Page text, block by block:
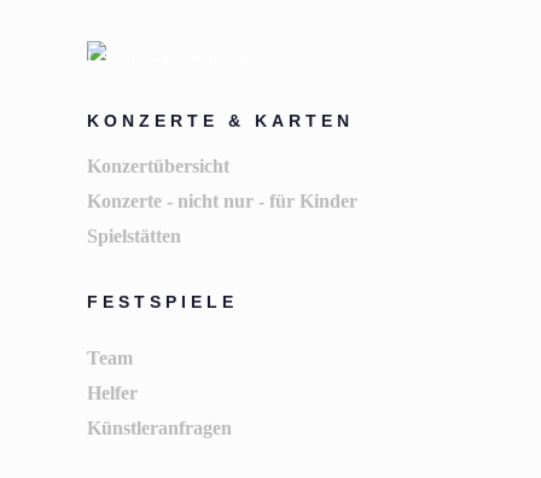
KONZERTE & KARTEN
Konzertübersicht
Konzerte - nicht nur - für Kinder
Spielstätten
FESTSPIELE
Team
Helfer
Künstleranfragen